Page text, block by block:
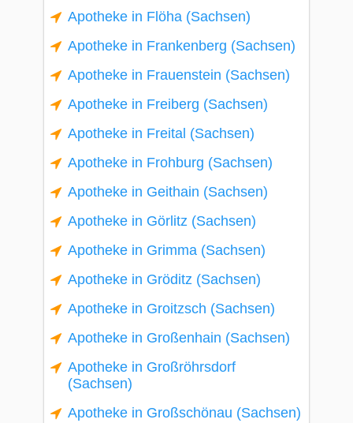
Apotheke in Flöha (Sachsen)
Apotheke in Frankenberg (Sachsen)
Apotheke in Frauenstein (Sachsen)
Apotheke in Freiberg (Sachsen)
Apotheke in Freital (Sachsen)
Apotheke in Frohburg (Sachsen)
Apotheke in Geithain (Sachsen)
Apotheke in Görlitz (Sachsen)
Apotheke in Grimma (Sachsen)
Apotheke in Gröditz (Sachsen)
Apotheke in Groitzsch (Sachsen)
Apotheke in Großenhain (Sachsen)
Apotheke in Großröhrsdorf
(Sachsen)
Apotheke in Großschönau (Sachsen)